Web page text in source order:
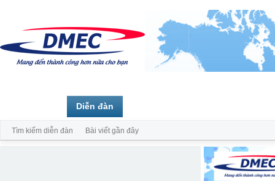
Diễn đàn
Tìm kiếm diễn đàn Bài viết gần đây